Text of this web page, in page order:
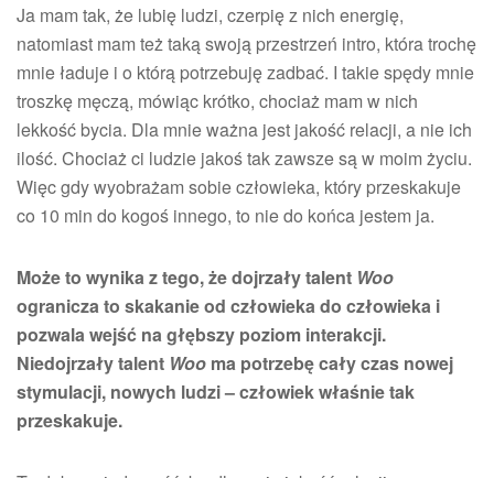
Ja mam tak, że lubię ludzi, czerpię z nich energię,
natomiast mam też taką swoją przestrzeń intro, która trochę
mnie ładuje i o którą potrzebuję zadbać. I takie spędy mnie
troszkę męczą, mówiąc krótko, chociaż mam w nich
lekkość bycia. Dla mnie ważna jest jakość relacji, a nie ich
ilość. Chociaż ci ludzie jakoś tak zawsze są w moim życiu.
Więc gdy wyobrażam sobie człowieka, który przeskakuje
co 10 min do kogoś innego, to nie do końca jestem ja.
Może to wynika z tego, że dojrzały talent Woo
ogranicza to skakanie od człowieka do człowieka i
pozwala wejść na głębszy poziom interakcji.
Niedojrzały talent Woo ma potrzebę cały czas nowej
stymulacji, nowych ludzi – człowiek właśnie tak
przeskakuje.